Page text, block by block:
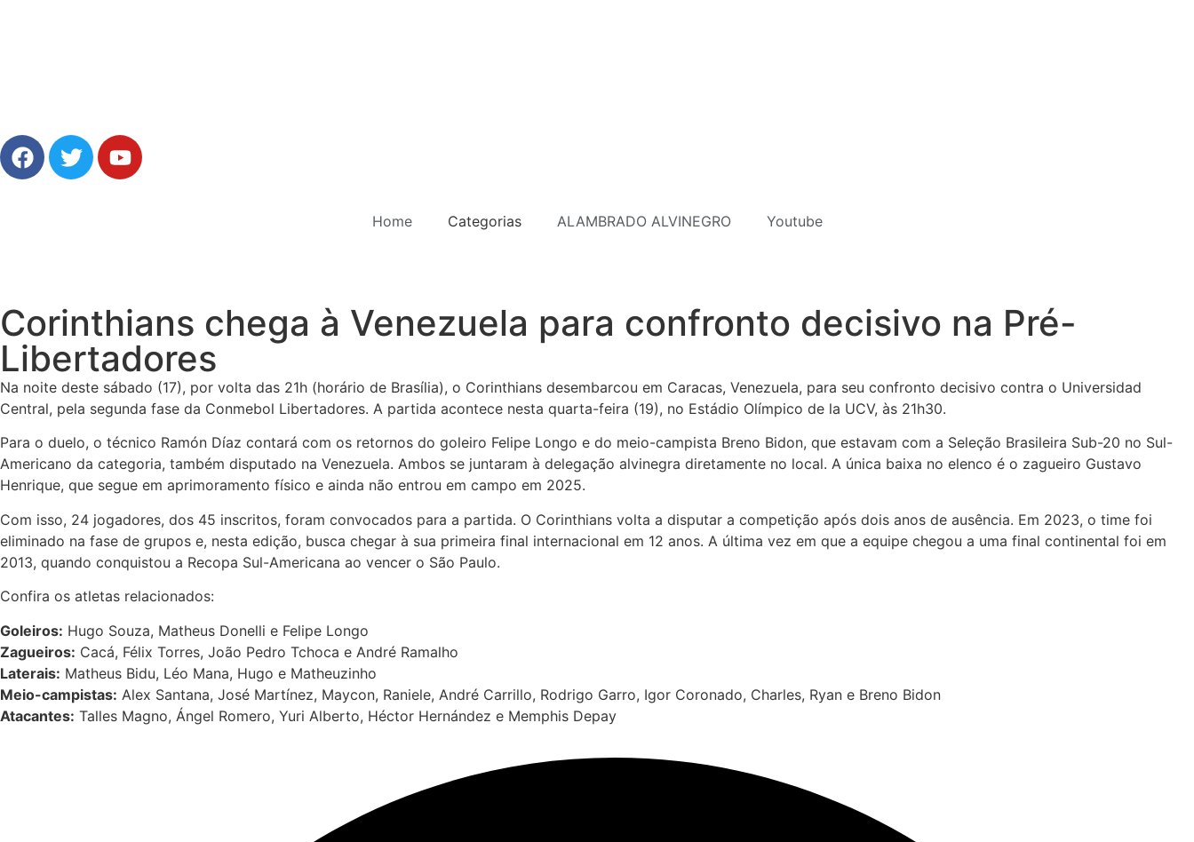
Home Categorias ALAMBRADO ALVINEGRO Youtube
Corinthians chega à Venezuela para confronto decisivo na Pré-
Libertadores
Na noite deste sábado (17), por volta das 21h (horário de Brasília), o Corinthians desembarcou em Caracas, Venezuela, para seu confronto decisivo contra o Universidad
Central, pela segunda fase da Conmebol Libertadores. A partida acontece nesta quarta-feira (19), no Estádio Olímpico de la UCV, às 21h30.
Para o duelo, o técnico Ramón Díaz contará com os retornos do goleiro Felipe Longo e do meio-campista Breno Bidon, que estavam com a Seleção Brasileira Sub-20 no Sul-
Americano da categoria, também disputado na Venezuela. Ambos se juntaram à delegação alvinegra diretamente no local. A única baixa no elenco é o zagueiro Gustavo
Henrique, que segue em aprimoramento físico e ainda não entrou em campo em 2025.
Com isso, 24 jogadores, dos 45 inscritos, foram convocados para a partida. O Corinthians volta a disputar a competição após dois anos de ausência. Em 2023, o time foi
eliminado na fase de grupos e, nesta edição, busca chegar à sua primeira final internacional em 12 anos. A última vez em que a equipe chegou a uma final continental foi em
2013, quando conquistou a Recopa Sul-Americana ao vencer o São Paulo.
Confira os atletas relacionados:
Goleiros: Hugo Souza, Matheus Donelli e Felipe Longo
Zagueiros: Cacá, Félix Torres, João Pedro Tchoca e André Ramalho
Laterais: Matheus Bidu, Léo Mana, Hugo e Matheuzinho
Meio-campistas: Alex Santana, José Martínez, Maycon, Raniele, André Carrillo, Rodrigo Garro, Igor Coronado, Charles, Ryan e Breno Bidon
Atacantes: Talles Magno, Ángel Romero, Yuri Alberto, Héctor Hernández e Memphis Depay